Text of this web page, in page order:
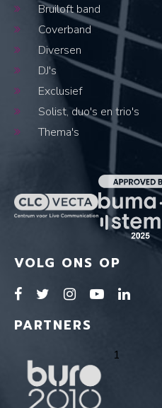
Bruiloft band
Coverband
Diversen
DJ's
Exclusief
Solist, duo's en trio's
Thema's
VOLG ONS OP
PARTNERS
1